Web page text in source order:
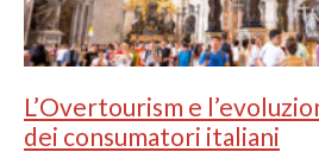
L’Overtourism e
dei consumatori italiani